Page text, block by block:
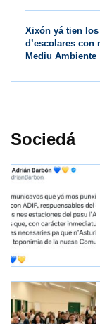
Xixón yá tien
d’escolares con
Mediu Ambiente
Sociedá